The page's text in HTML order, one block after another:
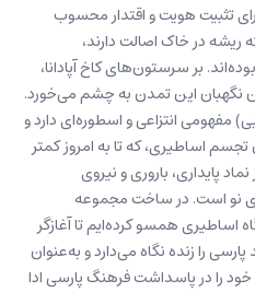
تثبیت هویت و اقتدار محسوب
در خاک اصالت دارند،
بر سرستون‌های کاخ آپادانا،
نگهبان این تمدن به چشم می‌خورد.
مفهومی انتزاعی و اسطوره‌ای دارد و
اساطیری، که تا به امروز کمتر
پایداری، باروری و نیروی
نو است. در ساخت مجموعه
اساطیری همسو کرده‌ایم تا آغازگر
را زنده نگاه می‌دارد و به‌عنوان
را در پاسداشت فرهنگ پارسی ادا